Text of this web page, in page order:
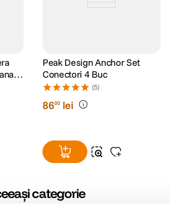
Peak Design Anchor Set
Conectori 4 Buc
(5)
8600 lei
categorie